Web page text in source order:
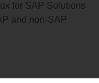
for SAP Solutions
and non-SAP